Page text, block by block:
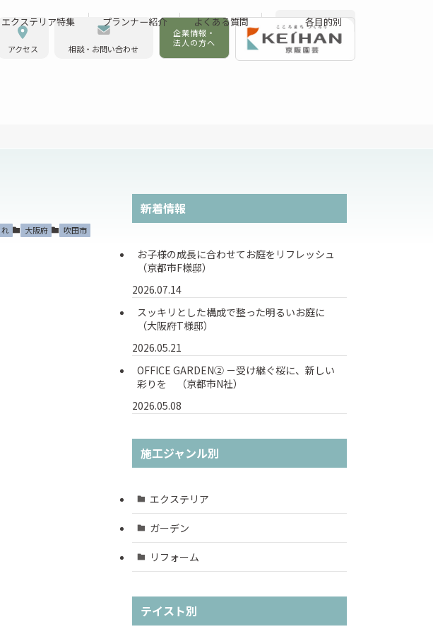
エクステリア特集 プランナー紹介 よくある質問 各目的別
アクセス 相談・お問い合わせ
企業情報・
法人の方へ
大阪府 吹田市
新着情報
お子様の成長に合わせてお庭をリフレッシュ
（京都市F様邸）
2026.07.14
スッキリとした構成で整った明るいお庭に
（大阪府T様邸）
2026.05.21
OFFICE GARDEN② －受け継ぐ桜に、新しい
彩りを （京都市N社）
2026.05.08
施工ジャンル別
エクステリア
ガーデン
リフォーム
テイスト別